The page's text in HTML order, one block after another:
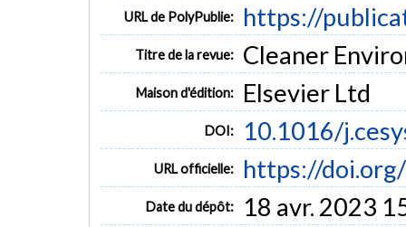
URL de PolyPublie: https://
Titre de la revue: Cleaner
Maison d'édition: Elsevier Ltd
DOI: 10.1016/
URL officielle: https://
Date du dépôt: 18 avr. 2023